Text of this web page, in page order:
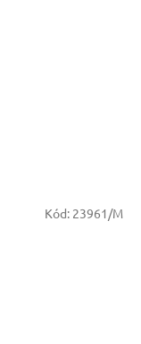
Kód: 23961/M